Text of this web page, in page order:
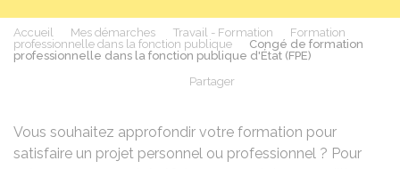
Accueil Mes démarches Travail - Formation
Formation
professionnelle dans la fonction publique
Congé de formation
professionnelle dans la fonction publique d'État (FPE)
Partager
Vous souhaitez approfondir votre formation pour
satisfaire un projet personnel ou professionnel ? Pour